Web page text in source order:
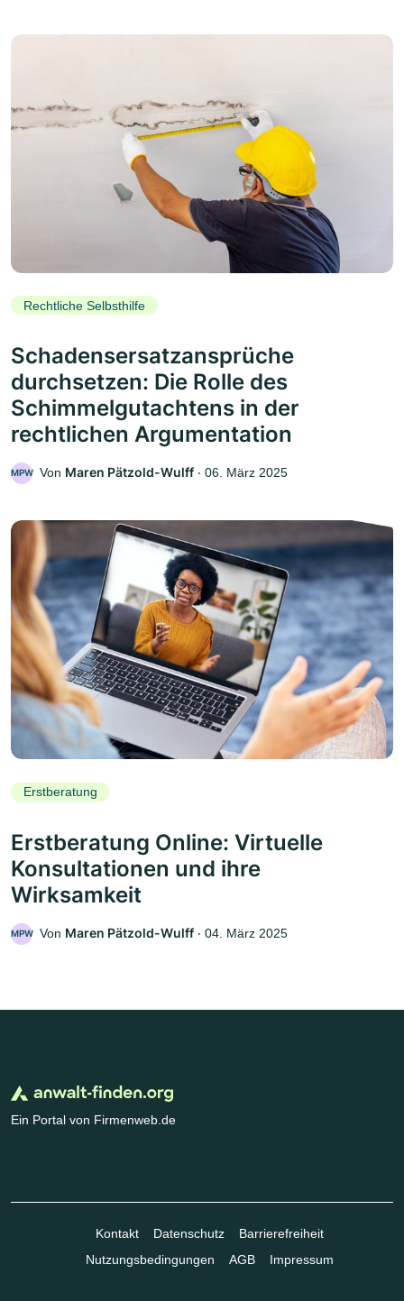
Rechtliche Selbsthilfe
Schadensersatzansprüche
durchsetzen: Die Rolle des
Schimmelgutachtens in der
rechtlichen Argumentation
MPW Von Maren Pätzold-Wulff ‧ 06. März 2025
Erstberatung
Erstberatung Online: Virtuelle
Konsultationen und ihre
Wirksamkeit
MPW Von Maren Pätzold-Wulff ‧ 04. März 2025
Ein Portal von Firmenweb.de
Kontakt Datenschutz
Barrierefreiheit
Nutzungsbedingungen
AGB Impressum